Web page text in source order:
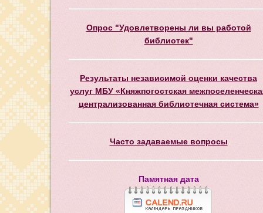
Опрос "Удовлетворены ли вы работой
библиотек"
Результаты независимой оценки качества
услуг МБУ «Княжпогостская
централизованная библиотечная система»
Часто задаваемые вопросы
Памятная дата